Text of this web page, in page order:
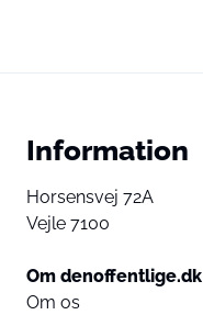
Information
Horsensvej 72A
Vejle 7100
Om denoffentlige.dk
Om os